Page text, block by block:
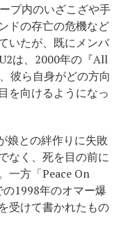
プ内のいざこざや手
ドの存亡の危機など
いたが、既にメンバ
は、2000年の『All
彼ら自身がどの方向
を向けるようになっ
娘との絆作りに失敗
なく、死を目の前に
一方「Peace On
1998年のオマー爆
受けて書かれたもの